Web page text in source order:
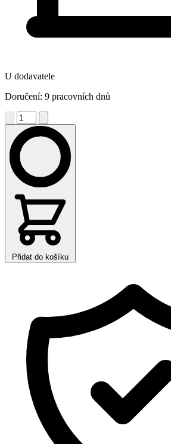
U dodavatele
Doručení: 9 pracovních dnů
Přidat do košíku